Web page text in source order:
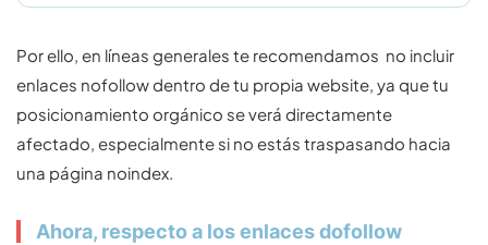
Por ello, en líneas generales te recomendamos no incluir
enlaces nofollow dentro de tu propia website, ya que tu
posicionamiento orgánico se verá directamente
afectado, especialmente si no estás traspasando hacia
una página noindex.
Ahora, respecto a los enlaces dofollow